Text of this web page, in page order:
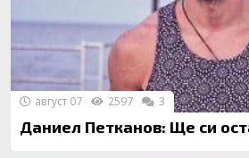
Даниел Петканов: Ще си
август 07 2597 3